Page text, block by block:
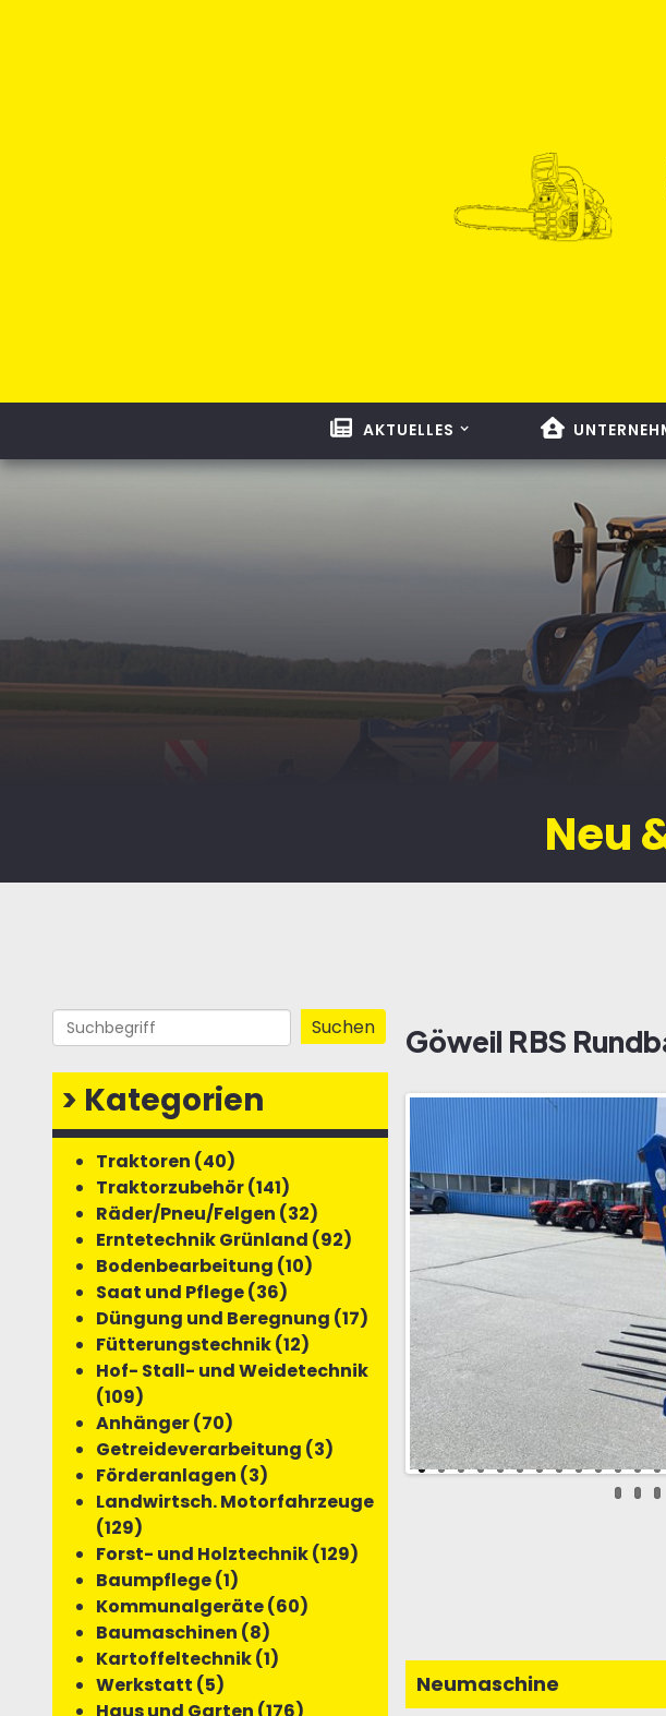
AKTUELLES
Neu
> Kategorien
Traktoren (40)
Traktorzubehör (141)
Räder/Pneu/Felgen (32)
Erntetechnik Grünland (92)
Bodenbearbeitung (10)
Saat und Pflege (36)
Düngung und Beregnung (17)
Fütterungstechnik (12)
Hof- Stall- und Weidetechnik
(109)
Anhänger (70)
Getreideverarbeitung (3)
Förderanlagen (3)
Landwirtsch. Motorfahrzeuge
(129)
Forst- und Holztechnik (129)
Baumpflege (1)
Kommunalgeräte (60)
Baumaschinen (8)
Kartoffeltechnik (1)
Werkstatt (5)
Göweil RBS
Neumaschine